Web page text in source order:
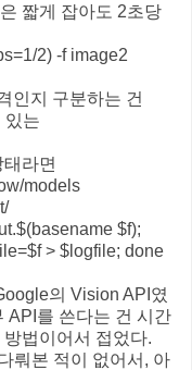
짧게 잡아도 2초당
2) -f image2
인지 구분하는 건
있는
라면
models
$f);
> $logfile; done
의 Vision API였
API를 쓴다는 건 시간
법이어서 접었다.
뤄본 적이 없어서, 아